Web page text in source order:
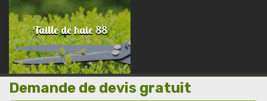
Taille de haie 88
Demande de devis gratuit